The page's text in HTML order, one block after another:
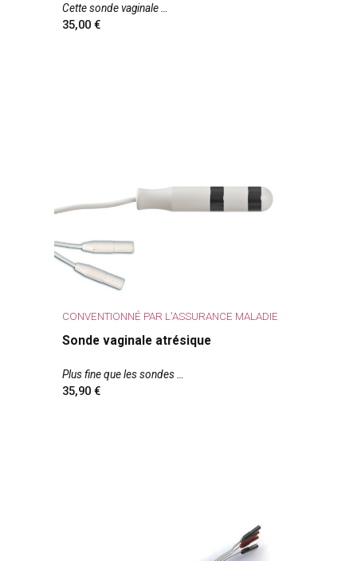
Cette sonde vaginale
35,00
CONVENTIONNÉ PAR L'ASSURANCE MALADIE
Sonde vaginale atrésique
Plus fine que les sondes
35,90